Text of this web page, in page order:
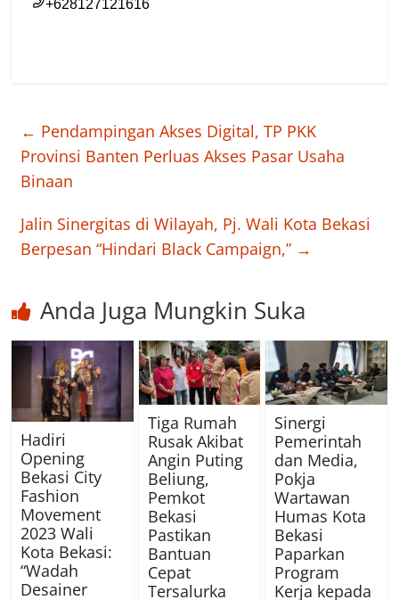
← Pendampingan Akses Digital, TP PKK
Provinsi Banten Perluas Akses Pasar Usaha
Binaan
Jalin Sinergitas di Wilayah, Pj. Wali Kota Bekasi
Berpesan “Hindari Black Campaign,” →
Anda Juga Mungkin Suka
Hadiri
Opening
Bekasi City
Fashion
Movement
2023 Wali
Kota Bekasi:
“Wadah
Desainer
Tiga Rumah
Rusak Akibat
Angin Puting
Beliung,
Pemkot
Bekasi
Pastikan
Bantuan
Cepat
Tersalurka
Sinergi
Pemerintah
dan Media,
Pokja
Wartawan
Humas Kota
Bekasi
Paparkan
Program
Kerja kepada